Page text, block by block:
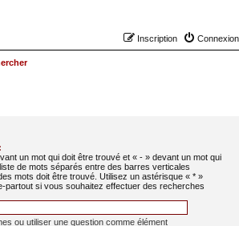
Connexion
Inscription
un mot qui doit être trouvé et « - » devant un mot qui
de mots séparés entre des barres verticales
mots doit être trouvé. Utilisez un astérisque « * »
partout si vous souhaitez effectuer des recherches
ou utiliser une question comme élément